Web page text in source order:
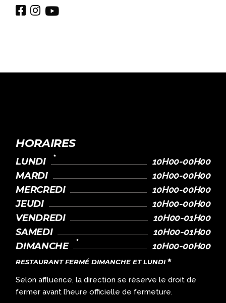
HORAIRES
LUNDI 10H00-00H00
MARDI 10H00-00H00
MERCREDI 10H00-00H00
JEUDI 10H00-00H00
VENDREDI 10H00-01H00
SAMEDI 10H00-01H00
DIMANCHE 10H00-00H00
RESTAURANT FERMÉ DIMANCHE ET LUNDI
Selon affluence, la direction se réserve le droit de
fermer avant l’heure officielle de fermeture.